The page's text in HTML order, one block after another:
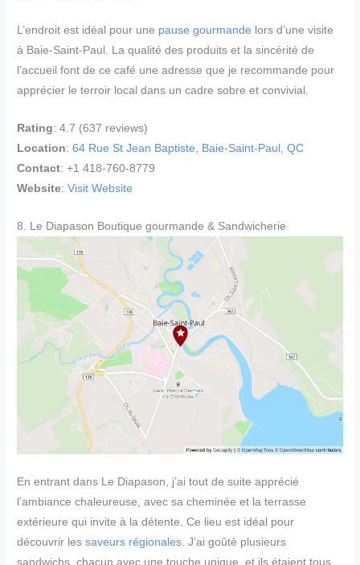
L’endroit est idéal pour une pause gourmande lors d’une visite
à Baie-Saint-Paul. La qualité des produits et la sincérité de
l’accueil font de ce café une adresse que je recommande pour
apprécier le terroir local dans un cadre sobre et convivial.
Rating: 4.7 (637 reviews)
Location:64 Rue St Jean Baptiste, Baie-Saint-Paul, QC
Contact: +1 418-760-8779
Website:Visit Website
8. Le Diapason Boutique gourmande & Sandwicherie
En entrant dans Le Diapason, j’ai tout de suite apprécié
l’ambiance chaleureuse, avec sa cheminée et la terrasse
extérieure qui invite à la détente. Ce lieu est idéal pour
découvrir lessaveurs régionales . J’ai goûté plusieurs
sandwichs, chacun avec une touche unique, et ils étaient tous